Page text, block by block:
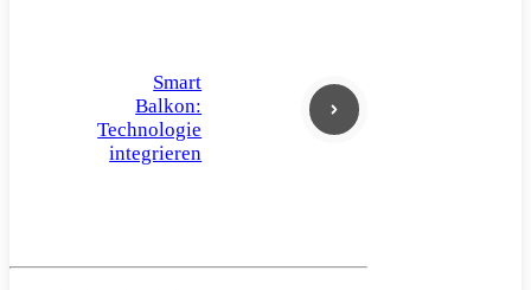
Smart
Balkon:
Technologie
integrieren